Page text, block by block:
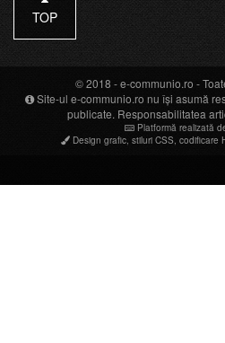
TOP
© 2018 -e-communio.ro -
Site-ul e-communio.ro nu își asumă
publicate. Responsabilitatea
Platformă realizată
Design grafic, stiluri CSS, codificare